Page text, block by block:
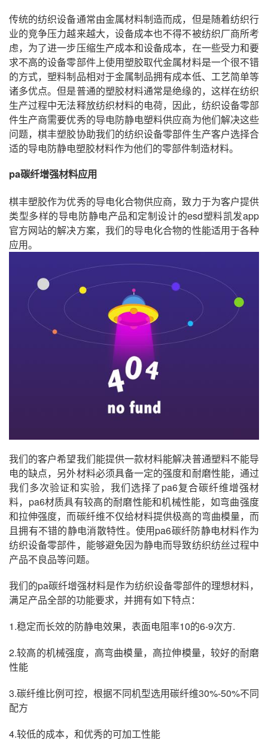
传统的纺织设备通常由金属材料制造而成，但是随着纺织行
业的竞争压力越来越大，设备成本也不得不被纺织厂商所考
虑，为了进一步压缩生产成本和设备成本，在一些受力和要
求不高的设备零部件上使用塑胶取代金属材料是一个很不错
的方式，塑料制品相对于金属制品拥有成本低、工艺简单等
诸多优点。但是普通的塑胶材料通常是绝缘的，这样在纺织
生产过程中无法释放纺织材料的电荷，因此，纺织设备零部
件生产商需要优秀的导电防静电塑料供应商为他们解决这些
问题，棋丰塑胶协助我们的纺织设备零部件生产客户选择合
适的导电防静电塑胶材料作为他们的零部件制造材料。
pa碳纤增强材料应用
棋丰塑胶作为优秀的导电化合物供应商，致力于为客户提供
类型多样的导电防静电产品和定制设计的esd塑料凯发app
官方网站的解决方案，我们的导电化合物的性能适用于各种
应用。
我们的客户希望我们能提供一款材料能解决普通塑料不能导
电的缺点，另外材料必须具备一定的强度和耐磨性能，通过
我们多次验证和实验，我们选择了pa6复合碳纤维增强材
料，pa6材质具有较高的耐磨性能和机械性能，如弯曲强度
和拉伸强度，而碳纤维不仅给材料提供极高的弯曲模量，而
且拥有不错的静电消散特性。使用pa6碳纤防静电材料作为
纺织设备零部件，能够避免因为静电而导致纺织纺丝过程中
产品不良品等问题。
我们的pa碳纤增强材料是作为纺织设备零部件的理想材料，
满足产品全部的功能要求，并拥有如下特点：
1.稳定而长效的防静电效果，表面电阻率10的6-9次方.
2.较高的机械强度，高弯曲模量，高拉伸模量，较好的耐磨
性能
3.碳纤维比例可控，根据不同机型选用碳纤维30%-50%不同
配方
4.较低的成本，和优秀的可加工性能